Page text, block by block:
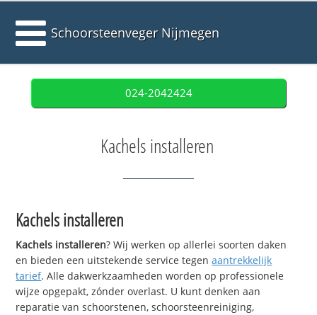
Schoorsteenveger Nijmegen
024-2042424
Kachels installeren
Kachels installeren
Kachels installeren? Wij werken op allerlei soorten daken
en bieden een uitstekende service tegenaantrekkelijk
tarief. Alle dakwerkzaamheden worden op professionele
wijze opgepakt, zónder overlast. U kunt denken aan
reparatie van schoorstenen, schoorsteenreiniging,